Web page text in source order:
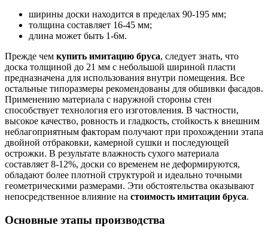
ширины доски находится в пределах 90-195 мм;
толщина составляет 16-45 мм;
длина может быть 1-6м.
Прежде чем купить имитацию бруса, следует знать, что
доска толщиной до 21 мм с небольшой шириной пласти
предназначена для использования внутри помещения. Все
остальные типоразмеры рекомендованы для обшивки фасадов.
Применению материала с наружной стороны стен
способствует технология его изготовления. В частности,
высокое качество, ровность и гладкость, стойкость к внешним
неблагоприятным факторам получают при прохождении этапа
двойной отбраковки, камерной сушки и последующей
острожки. В результате влажность сухого материала
составляет 8-12%, доски со временем не деформируются,
обладают более плотной структурой и идеально точными
геометрическими размерами. Эти обстоятельства оказывают
непосредственное влияние на стоимость имитации бруса.
Основные этапы производства